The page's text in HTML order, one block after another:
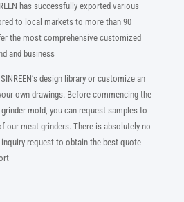
has successfully exported various
to local markets to more than 90
the most comprehensive customized
and business.
design library or customize an
own drawings. Before commencing the
mold, you can request samples to
our meat grinders. There is absolutely no
request to obtain the best quote